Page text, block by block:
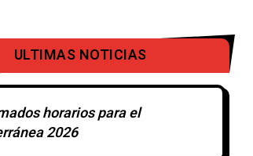
ULTIMAS NOTICIAS
horarios para el
2026